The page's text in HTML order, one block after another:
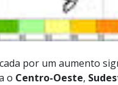
por um aumento
o Centro-Oeste,